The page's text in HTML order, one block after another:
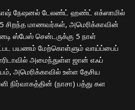
நேஷனல் டேலண்ட் ஹண்ட் எக்ஸாமில்
5 சிறந்த மாணவர்கள், அமெரிக்காவின்
ஸ்பேஸ் சென்டருக்கு 5 நாள்
பயணம் மேற்கொள்ளும் வாய்ப்பைப்
அமைந்துள்ள ஜான் எஃப்
அமெரிக்காவில் உள்ள தேசிய
நிர்வாகத்தின் (நாசா) பத்து கள